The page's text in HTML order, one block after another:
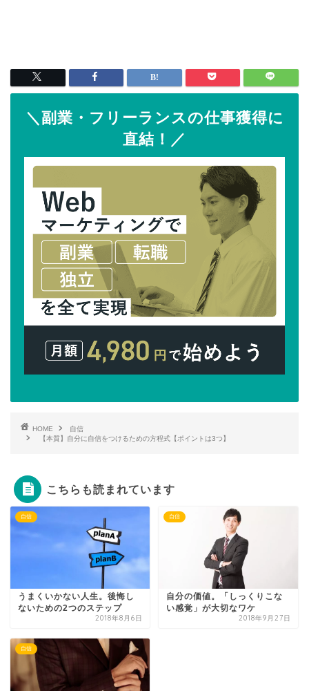
＼副業・フリーランスの仕事獲得に
直結！／
HOME
自信
【本質】自分に自信をつけるための方程式【ポイントは3つ】
こちらも読まれています
自信
うまくいかない人生。後悔し
ないための2つのステップ
2018年8月6日
自信
自分の価値。「しっくりこな
い感覚」が大切なワケ
2018年9月27日
自信